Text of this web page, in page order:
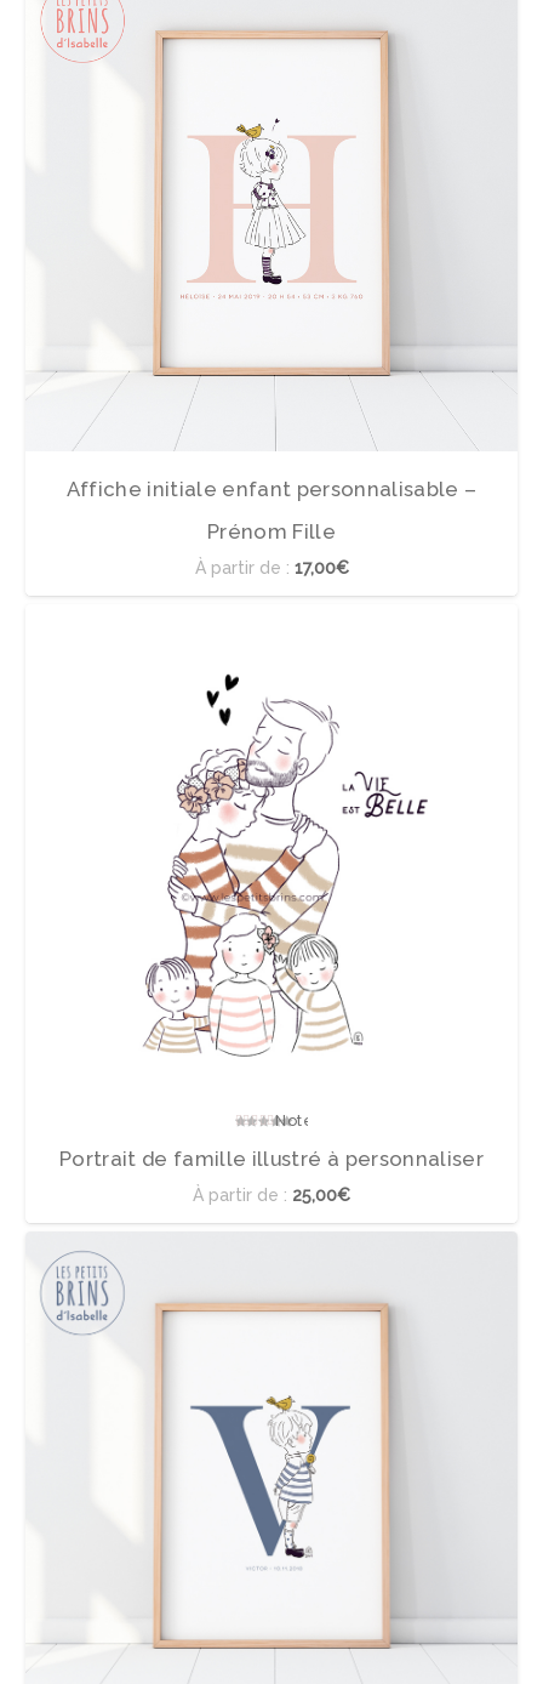
Affiche initiale enfant personnalisable –
Prénom Fille
À partir de : 17,00€
Note
Portrait de famille illustré à personnaliser
À partir de : 25,00€